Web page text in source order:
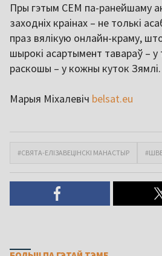
Пры гэтым СЕМ па-ранейшаму
заходніх краінах – не толькі
праз вялікую онлайн-краму,
шырокі асартымент тавараў –
раскошы – у кожны куток Зямлі.
Марыя Міхалевіч belsat.eu
#СВЯТА-ЕЛІЗАВЕЦІНСКІ МАНАСТЫР